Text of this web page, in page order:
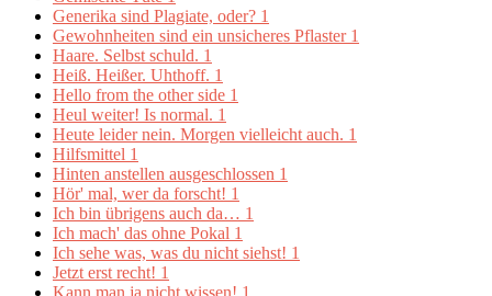
Generika sind Plagiate, oder? 1
Gewohnheiten sind ein unsicheres Pflaster 1
Haare. Selbst schuld. 1
Heiß. Heißer. Uhthoff. 1
Hello from the other side 1
Heul weiter! Is normal. 1
Heute leider nein. Morgen vielleicht auch. 1
Hilfsmittel 1
Hinten anstellen ausgeschlossen 1
Hör' mal, wer da forscht! 1
Ich bin übrigens auch da… 1
Ich mach' das ohne Pokal 1
Ich sehe was, was du nicht siehst! 1
Jetzt erst recht! 1
Kann man ja nicht wissen! 1